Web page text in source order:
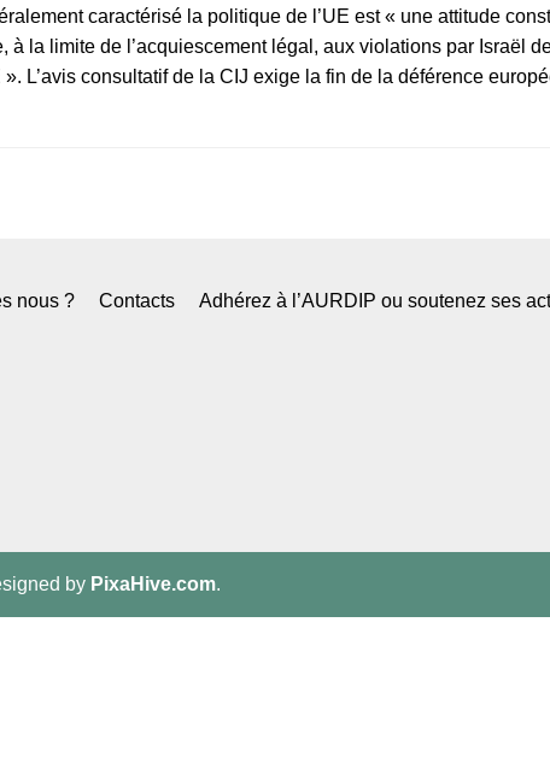
caractérisé la politique de l’UE est « une attitude
à la limite de l’acquiescement légal, aux violations par Israël
». L’avis consultatif de la CIJ exige la fin de la déférence
nous ? Contacts Adhérez à l’AURDIP ou soutenez ses
by PixaHive.com.